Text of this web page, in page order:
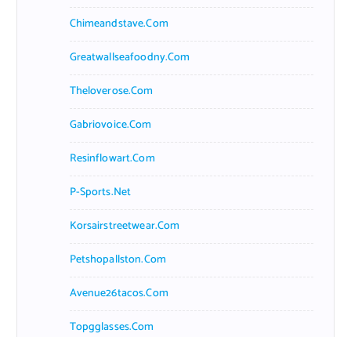
Chimeandstave.com
Greatwallseafoodny.com
Theloverose.com
Gabriovoice.com
Resinflowart.com
P-Sports.net
Korsairstreetwear.com
Petshopallston.com
Avenue26tacos.com
Topgglasses.com